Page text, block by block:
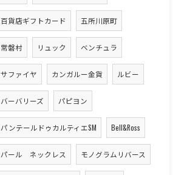
百貨店ギフトカード 五所川原町
常磐村 リュック ベンチュラ
サファイヤ カンガルー金貨 ルビー
バーバリーズ パピヨン
パンテールドゥカルティエSM Bell&Ross
パール ネックレス モノグラムリバース